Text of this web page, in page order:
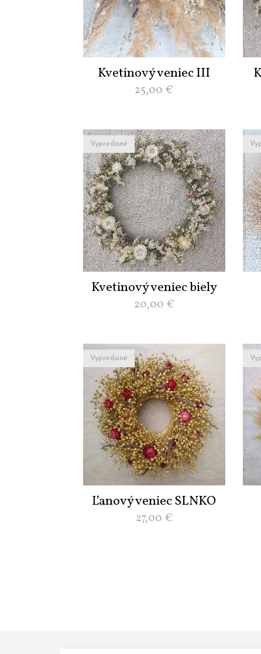
Kvetinový veniec III
25,00 €
Kvetinový veniec biely
Vypredané
20,00 €
Ľanový veniec SLNKO
Vypredané
27,00 €